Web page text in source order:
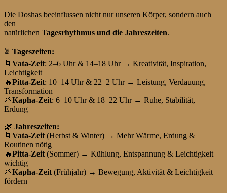
Die Doshas beeinflussen nicht nur unseren Körper, sondern auch
den
natürlichen Tagesrhythmus und die Jahreszeiten.
⏳ Tageszeiten:
🌀 Vata-Zeit: 2–6 Uhr & 14–18 Uhr → Kreativität, Inspiration,
Leichtigkeit
🔥Pitta-Zeit: 10–14 Uhr & 22–2 Uhr → Leistung, Verdauung,
Transformation
🌱Kapha-Zeit: 6–10 Uhr & 18–22 Uhr → Ruhe, Stabilität,
Erdung
🌿 Jahreszeiten:
🌀 Vata-Zeit (Herbst & Winter) → Mehr Wärme, Erdung &
Routinen nötig
🔥Pitta-Zeit (Sommer) → Kühlung, Entspannung & Leichtigkeit
wichtig
🌱Kapha-Zeit (Frühjahr) → Bewegung, Aktivität & Leichtigkeit
fördern